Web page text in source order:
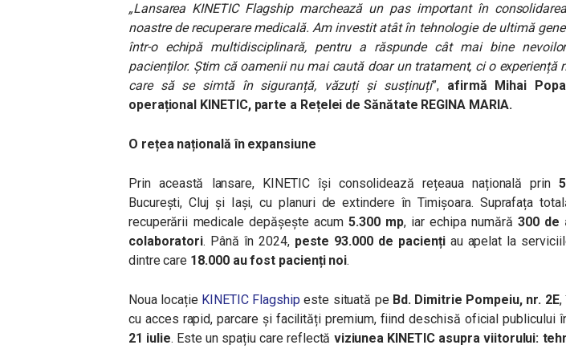
„Lansarea KINETIC Flagship marchează un pas important în
noastre de recuperare medicală. Am investit atât în tehnologie de ultimă
într-o echipă multidisciplinară, pentru a răspunde cât mai bine
pacienților. Știm că oamenii nu mai caută doar un tratament, ci o experiență
care să se simtă în siguranță, văzuți și susținuți”, afirmă Mihai
operațional KINETIC, parte a Rețelei de Sănătate REGINA MARIA.
O rețea națională în expansiune
Prin această lansare, KINETIC își consolidează rețeaua națională prin
București, Cluj și Iași, cu planuri de extindere în Timișoara. Suprafața
recuperării medicale depășește acum5.300 mp, iar echipa numără300 de
colaboratori. Până în 2024, peste 93.000 de paciențiau apelat la
dintre care 18.000 au fost pacienți noi.
Noua locație KINETIC Flagship este situată pe Bd. Dimitrie Pompeiu, nr. 2E,
cu acces rapid, parcare și facilități premium, fiind deschisă oficial publicului
21 iulie. Este un spațiu care reflectă viziunea KINETIC asupra viitorului: